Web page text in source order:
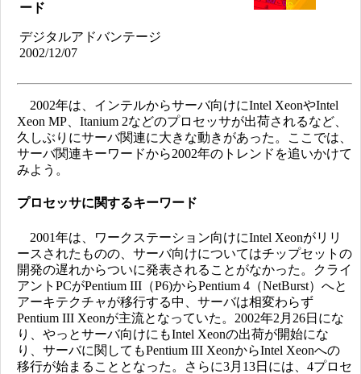
ード
デジタルアドバンテージ
2002/12/07
2002年は、インテルからサーバ向けにIntel XeonやIntel
Xeon MP、Itanium 2などのプロセッサが出荷されるなど、
久しぶりにサーバ関連に大きな動きがあった。ここでは、
サーバ関連キーワードから2002年のトレンドを追いかけて
みよう。
プロセッサに関するキーワード
2001年は、ワークステーション向けにIntel Xeonがリリ
ースされたものの、サーバ向けについてはチップセットの
開発の遅れからついに発表されることがなかった。クライ
アントPCがPentium III（P6)からPentium 4（NetBurst）へと
アーキテクチャが移行する中、サーバは相変わらず
Pentium III Xeonが主流となっていた。2002年2月26日にな
り、やっとサーバ向けにもIntel Xeonの出荷が開始にな
り、サーバに関してもPentium III XeonからIntel Xeonへの
移行が始まることとなった。さらに3月13日には、4プロセ